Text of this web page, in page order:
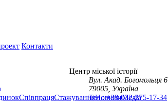
Контакти
СпівпрацяСтажуванняНовиниМедіа
Центр міської історії
Вул. Акад. Богомольця 6
79005, Україна
Тел.: +38-032-275-17-34